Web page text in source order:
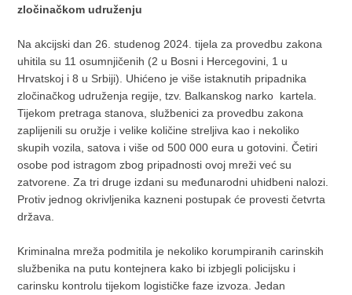
zločinačkom udruženju
Na akcijski dan 26. studenog 2024. tijela za provedbu zakona
uhitila su 11 osumnjičenih (2 u Bosni i Hercegovini, 1 u
Hrvatskoj i 8 u Srbiji). Uhićeno je više istaknutih pripadnika
zločinačkog udruženja regije, tzv. Balkanskog narko kartela.
Tijekom pretraga stanova, službenici za provedbu zakona
zaplijenili su oružje i velike količine streljiva kao i nekoliko
skupih vozila, satova i više od 500 000 eura u gotovini. Četiri
osobe pod istragom zbog pripadnosti ovoj mreži već su
zatvorene. Za tri druge izdani su međunarodni uhidbeni nalozi.
Protiv jednog okrivljenika kazneni postupak će provesti četvrta
država.
Kriminalna mreža podmitila je nekoliko korumpiranih carinskih
službenika na putu kontejnera kako bi izbjegli policijsku i
carinsku kontrolu tijekom logističke faze izvoza. Jedan